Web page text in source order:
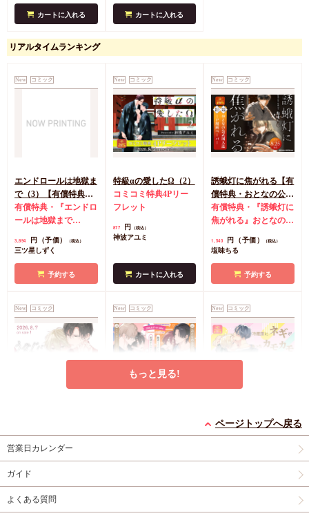
カートに入れる カートに入れる
リアルタイムランキング
New コミック
エンドロールは地獄ま
で（3）【有償特典・
小冊子＋箔押しA5ア
クリルボード】
有償特典・『エンドロ
ールは地獄まで
典・『エンドロールは
しA5アクリルボード
コミコミ特典8P小冊
風A5イラストカード
3,894 円（予価） （税込）
三ツ星しずく
予約する
New コミック
特級αの愛したΩ（2）
コミコミ特典4Pリー
フレット
877 円 （税込）
神波アユミ
カートに入れる
New コミック
誘蛾灯に焦がれる【有
償特典・おとなの公式
同人誌】
有償特典・『誘蛾灯に
焦がれる』おとなの公
典漫画ペーパー
1,540 円（予価） （税込）
塩味ちる
予約する
New コミック
有償特典・『うなじに
恋の痕』12P小冊子
1,295
永乃あづみ
カートに入れる
New コミック
ず【有償】+柴崎さん
償】』【8/17締切！予
選)】
2冊セット購入特典・
子＆ミニクリアカード
くらげと恋知らず』お
償特典・『柴崎さんの
New コミック
カモカモ【有償特典・
小冊子】【予約キャン
ら受付開始】
有償特典・『冷蔵庫に
モ』12P小冊子 店舗共
もっと見る!
ページトップへ戻る
営業日カレンダー
ガイド
よくある質問